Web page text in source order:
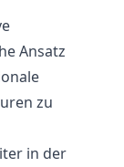
Ansatz
zu
in der